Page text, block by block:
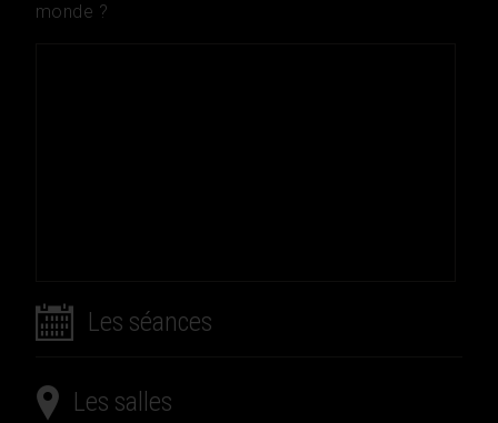
monde ?
Les séances
Les salles